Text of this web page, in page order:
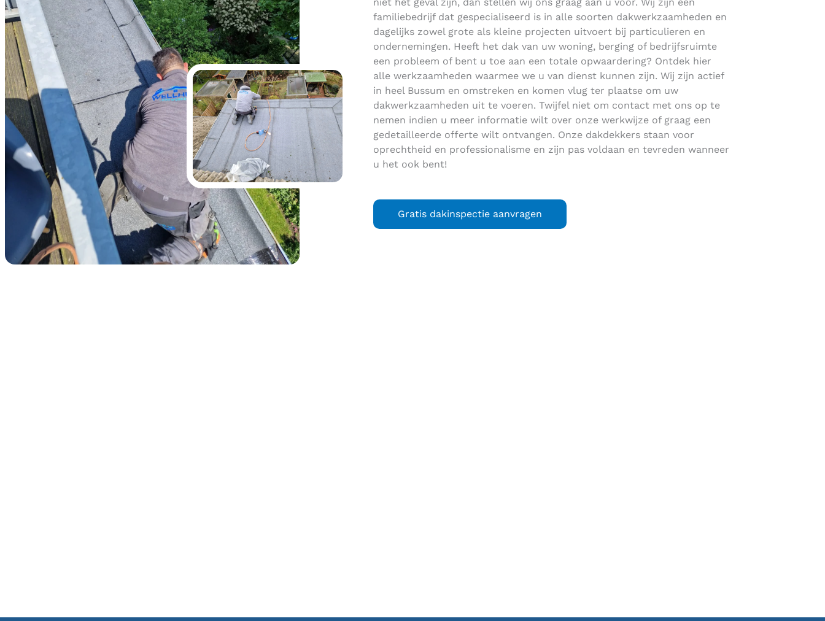
familiebedrijf dat gespecialiseerd is in alle soorten dakwerkzaamheden en
dagelijks zowel grote als kleine projecten uitvoert bij particulieren en
ondernemingen. Heeft het dak van uw woning, berging of bedrijfsruimte
een probleem of bent u toe aan een totale opwaardering? Ontdek hier
alle werkzaamheden waarmee we u van dienst kunnen zijn. Wij zijn actief
in heel Bussum en omstreken en komen vlug ter plaatse om uw
dakwerkzaamheden uit te voeren. Twijfel niet om contact met ons op te
nemen indien u meer informatie wilt over onze werkwijze of graag een
gedetailleerde offerte wilt ontvangen. Onze dakdekkers staan voor
oprechtheid en professionalisme en zijn pas voldaan en tevreden wanneer
u het ook bent!
Gratis dakinspectie aanvragen